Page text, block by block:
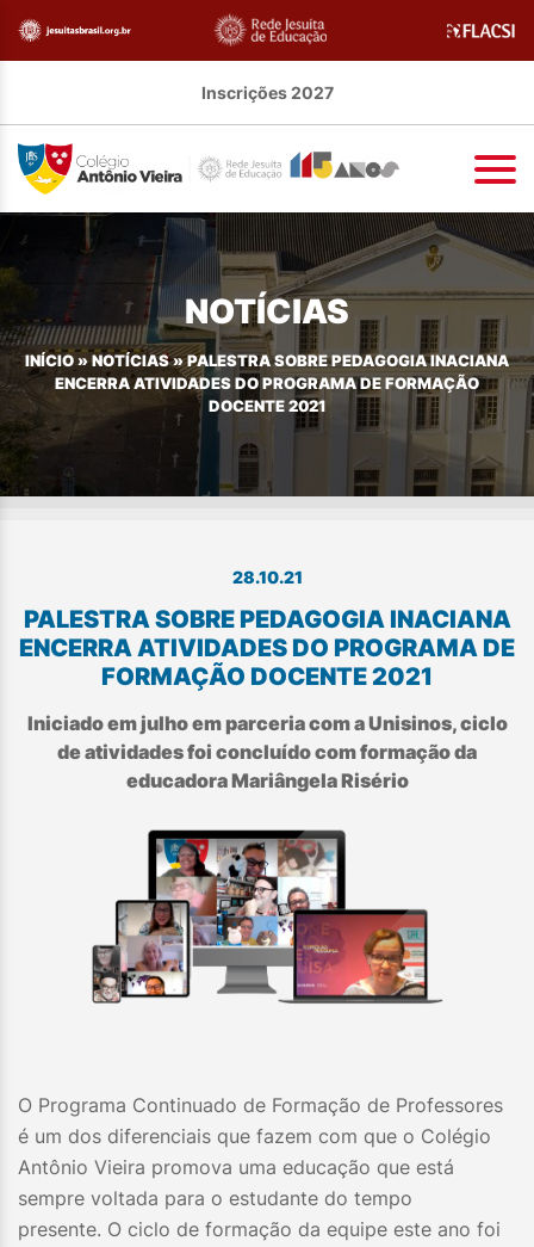
Inscrições 2027
NOTÍCIAS
INÍCIO » NOTÍCIAS»PALESTRA SOBRE PEDAGOGIA INACIANA
ENCERRA ATIVIDADES DO PROGRAMA DE FORMAÇÃO
DOCENTE 2021
28.10.21
PALESTRA SOBRE PEDAGOGIA INACIANA
ENCERRA ATIVIDADES DO PROGRAMA DE
FORMAÇÃO DOCENTE 2021
Iniciado em julho em parceria com a Unisinos, ciclo
de atividades foi concluído com formação da
educadora Mariângela Risério
O Programa Continuado de Formação de Professores
é um dos diferenciais que fazem com que o Colégio
Antônio Vieira promova uma educação que está
sempre voltada para o estudante do tempo
presente. O ciclo de formação da equipe este ano foi